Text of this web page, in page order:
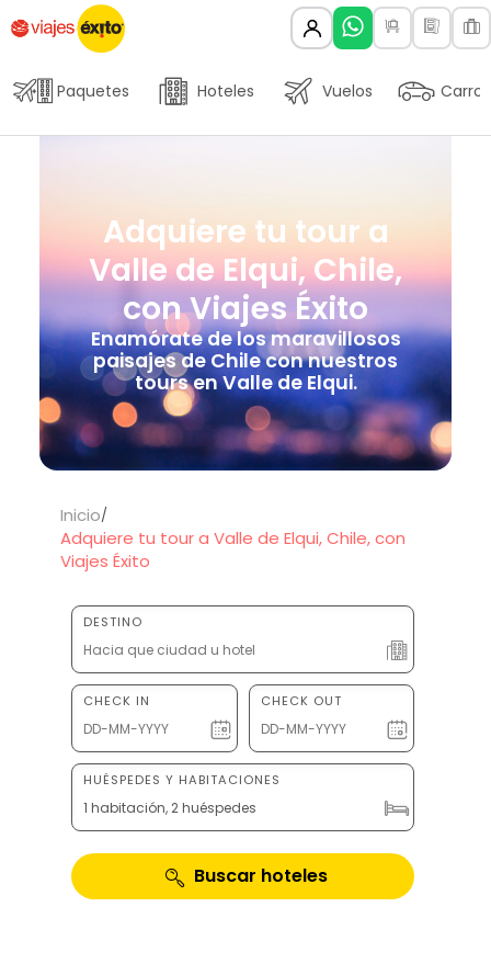
Paquetes Hoteles Vuelos Carros
Adquiere tu tour a
Valle de Elqui, Chile,
con Viajes Éxito
Enamórate de los maravillosos
paisajes de Chile con nuestros
tours en Valle de Elqui.
Inicio
Adquiere tu tour a Valle de Elqui, Chile, con
Viajes Éxito
DESTINO
CHECK IN CHECK OUT
HUÉSPEDES Y HABITACIONES
1 habitación, 2 huéspedes
Buscar hoteles